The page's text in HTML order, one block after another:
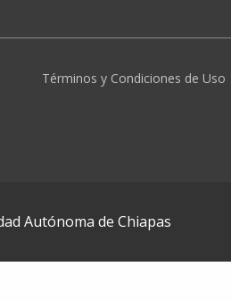
Términos y Condiciones de Uso
Autónoma de Chiapas